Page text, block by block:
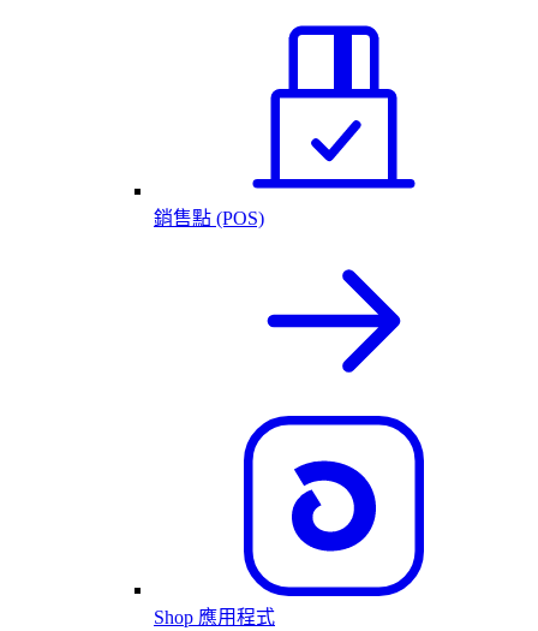
銷售點 (POS)
Shop 應用程式